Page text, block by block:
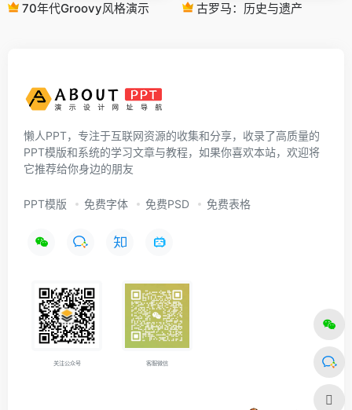
70年代Groovy风格演示 古罗马：历史与遗产
懒人PPT，专注于互联网资源的收集和分享，收录了高质量的
PPT模版和系统的学习文章与教程，如果你喜欢本站，欢迎将
它推荐给你身边的朋友
PPT模版 免费字体 免费PSD 免费表格
关注公众号 客服微信